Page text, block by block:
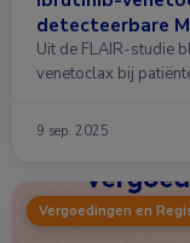
detecteerbare
Uit de FLAIR-studie
venetoclax bij
9 sep. 2025
Vergoedingen en